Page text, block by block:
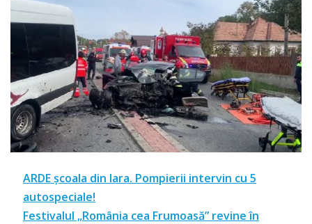
ARDE școala din Iara. Pompierii intervin cu 5
autospeciale!
Festivalul „România cea Frumoasă” revine în